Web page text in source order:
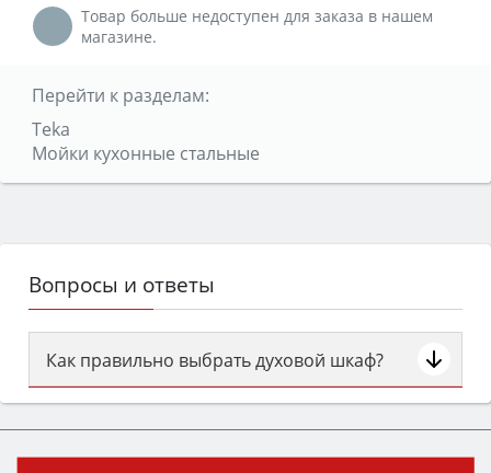
Товар больше недоступен для заказа в нашем
магазине.
Перейти к разделам:
Teka
Мойки кухонные стальные
Вопросы и ответы
Как правильно выбрать духовой шкаф?
Сначала определитесь с типом (газовый или
электрический) и габаритами под вашу нишу,
затем смотрите на объём 50–70 л для семьи,